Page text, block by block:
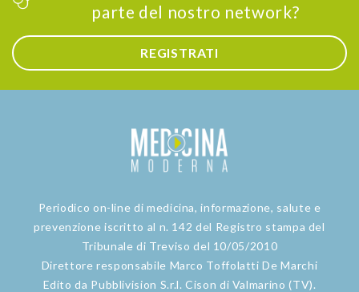
parte del nostro network?
REGISTRATI
Periodico on-line di medicina, informazione, salute e
prevenzione iscritto al n. 142 del Registro stampa del
Tribunale di Treviso del 10/05/2010
Direttore responsabile Marco Toffolatti De Marchi
Edito da Pubblivision S.r.l. Cison di Valmarino (TV).